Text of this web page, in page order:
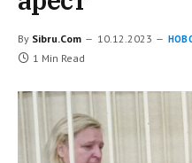
By Sibru.Com 10.12.2023
1 Min Read